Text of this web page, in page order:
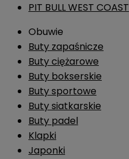
PIT BULL WEST COAST
Obuwie
Buty zapaśnicze
Buty ciężarowe
Buty bokserskie
Buty sportowe
Buty siatkarskie
Buty padel
Klapki
Japonki